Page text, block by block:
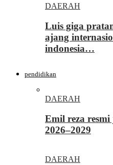
DAERAH
Luis giga
ajang
indonesia…
pendidikan
DAERAH
Emil reza
2026–2029
DAERAH